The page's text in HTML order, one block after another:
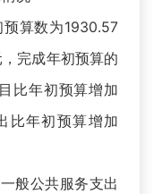
算数为1930.57
完成年初预算的
比年初预算增加
比年初预算增加
般公共服务支出